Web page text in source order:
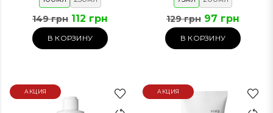
149 грн 112 грн
В КОРЗИНУ
129 грн 97 грн
В КОРЗИНУ
АКЦИЯ АКЦИЯ